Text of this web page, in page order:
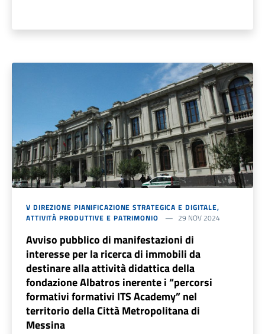
V DIREZIONE PIANIFICAZIONE STRATEGICA E DIGITALE,
ATTIVITÀ PRODUTTIVE E PATRIMONIO
29 NOV 2024
Avviso pubblico di manifestazioni di
interesse per la ricerca di immobili da
destinare alla attività didattica della
fondazione Albatros inerente i “percorsi
formativi formativi ITS Academy” nel
territorio della Città Metropolitana di
Messina